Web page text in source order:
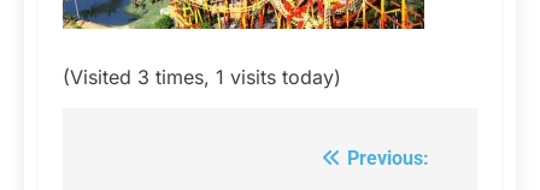
(Visited 3 times, 1 visits today)
Previous: